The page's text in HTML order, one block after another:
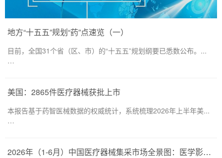
地方“十五五”规划“药”点速览（一）
目前，全国31个省（区、市）的“十五五”规划纲要已悉数公布。...
…
美国：2865件医疗器械获批上市
本报告基于药智医械数据的权威统计，系统梳理2026年上半年美...
…
2026年（1-6月）中国医疗器械集采市场全景图：医学影像仍为集采主要目标，部分产品线增速显著